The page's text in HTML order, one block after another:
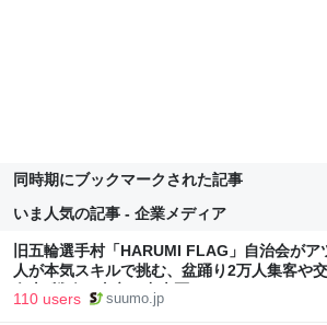
同時期にブックマークされた記事
いま人気の記事 - 企業メディア
旧五輪選手村「HARUMI FLAG」自治会が
人が本気スキルで挑む、盆踊り2万人集客や
向上”戦略 東京・中央区
110 users suumo.jp